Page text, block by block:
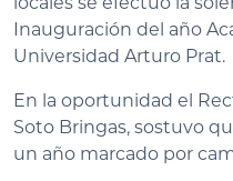
Inauguración del año
Universidad Arturo Prat.
En la oportunidad el
Soto Bringas, sostuvo
un año marcado por